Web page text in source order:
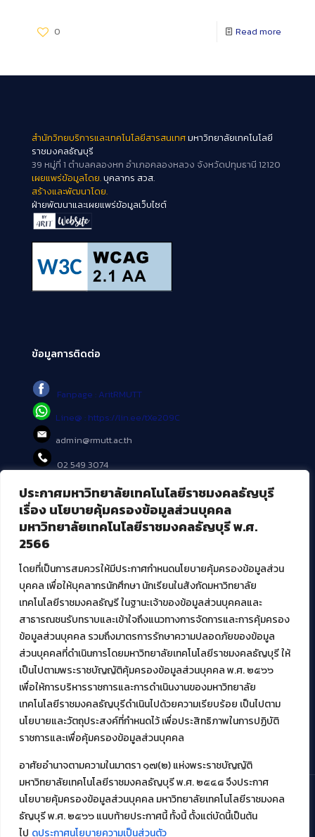
ประกาศมหาวิทยาลัยเทคโนโลยีราชมงคลธัญบุรี
เรื่อง นโยบายคุ้มครองข้อมูลส่วนบุคคล
มหาวิทยาลัยเทคโนโลยีราชมงคลธัญบุรี พ.ศ.
2566
โดยที่เป็นการสมควรให้มีประกาศกำหนดนโยบายคุ้มครองข้อมูลส่วน
บุคคล เพื่อให้บุคลากรนักศึกษา นักเรียนในสังกัดมหาวิทยาลัย
เทคโนโลยีราชมงคลธัญรี ในฐานะเจ้าของข้อมูลส่วนบุคคลและ
สาธารณชนรับทราบและเข้าใจถึงแนวทางการจัดการและการคุ้มครอง
ข้อมูลส่วนบุคคล รวมถึงมาตรการรักษาความปลอดภัยของข้อมูล
ส่วนบุคคลที่ดำเนินการโดยมหาวิทยาลัยเทคโนโลยีราชมงคลธัญบุรี ให้
เป็นไปตามพระราชบัญญัติคุ้มครองข้อมูลส่วนบุคคล พ.ศ. ๒๕๖๖
เพื่อให้การบริหารราชการและการดำเนินงานของมหาวิทยาลัย
เทคโนโลยีราชมงคลธัญบุรีดำเนินไปด้วยความเรียบร้อย เป็นไปตาม
นโยบายและวัตถุประสงค์ที่กำหนดไว้ เพื่อประสิทธิภาพในการปฏิบัติ
ราชการและเพื่อคุ้มครองข้อมูลส่วนบุคคล
อาศัยอำนาจตามความในมาตรา ๑๗(๒) แห่งพระราชบัญญัติ
มหาวิทยาลัยเทคโนโลยีราชมงคลธัญบุรี พ.ศ. ๒๕๔๘ จึงประกาศ
นโยบายคุ้มครองข้อมูลส่วนบุคคล มหาวิทยาลัยเทคโนโลยีราชมงคล
ธัญบุรี พ.ศ. ๒๕๖๖ แนบท้ายประกาศนี้ ทั้งนี้ ตั้งแต่บัดนี้เป็นต้น
ไป ดูประกาศนโยบายความเป็นส่วนตัว
0 Read more
สำนักวิทยบริการและเทคโนโลยีสารสนเทศมหาวิทยาลัยเทคโนโลยี
ราชมงคลธัญบุรี
39 หมู่ที่ 1 ตำบลคลองหก อำเภอคลองหลวง จังหวัดปทุมธานี 12120
เผยแพร่ข้อมูลโดย.บุคลากร สวส.
สร้างและพัฒนาโดย.
ฝ่ายพัฒนาและเผยแพร่ข้อมูลเว็บไซต์
ข้อมูลการติดต่อ
Fanpage : AritRMUTT
Line@ : https://lin.ee/tXe209C
admin@rmutt.ac.th
02 549 3074
บริการอื่นๆ ของ สวส.
ศูนย์สื่อดิจิทัล
ศูนย์นวัตกรรมและความรู้
สมัยใหม่ (MoSeC)
งานบริการวิชาการให้กับหน่วยงานภายนอก
โครงการส่งเสริมและพัฒนาผู้ประกอบการ SME โดย. มทร.ธัญบุรี
กิจกรรมการเชื่อมโยงเครือข่ายผู้ให้บริการเครื่องจักรกลทางการ
เกษตร ภายใต้โครงการส่งเสริมการรแปรรูปสินค้าเกษตรระดับชุมชน
กรมส่งเสริมอุตสาหกรรม
โครงการยกระดับเศรษฐกิจและสังคมรายตำบลแบบบูรณาการ (1
ตำบล 1 มหาวิทยาลัย)
© 2021 สำนักวิทยบริการและเทคโนโลยีสารสนเทศ มหาวิทยาลัย
เทคโนโลยีราชมงคลธัญบุรี